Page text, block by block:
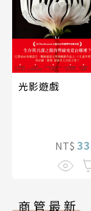
光影遊戲
NT$
商管最新